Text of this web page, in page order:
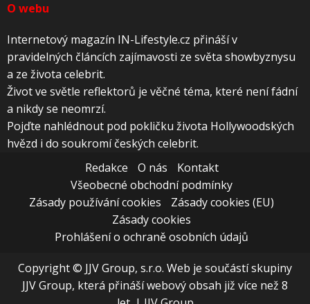
O webu
Internetový magazín IN-Lifestyle.cz přináší v
pravidelných článcích zajímavosti ze světa showbyznysu
a ze života celebrit.
Život ve světle reflektorů je věčné téma, které není fádní
a nikdy se neomrzí.
Pojďte nahlédnout pod pokličku života Hollywoodských
hvězd i do soukromí českých celebrit.
Redakce
O nás
Kontakt
Všeobecné obchodní podmínky
Zásady používání cookies
Zásady cookies (EU)
Zásady cookies
Prohlášení o ochraně osobních údajů
Copyright © JJV Group, s.r.o. Web je součástí skupiny
JJV Group, která přináší webový obsah již více než 8